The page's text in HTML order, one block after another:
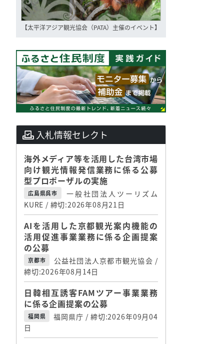
【太平洋アジア観光協会（PATA）主催のイベント】
入札情報セレクト
海外メディア等を活用した台湾市場
向け観光情報発信業務に係る公募
型プロポーザルの実施
広島県呉市
一般社団法人ツーリズム
KURE / 締切:2026年08月21日
AIを活用した京都観光案内機能の
活用促進事業業務に係る企画提案
の公募
京都市
公益社団法人京都市観光協会 /
締切:2026年08月14日
日韓相互誘客FAMツアー事業業務
に係る企画提案の公募
福岡県
福岡県庁 / 締切:2026年09月04
日